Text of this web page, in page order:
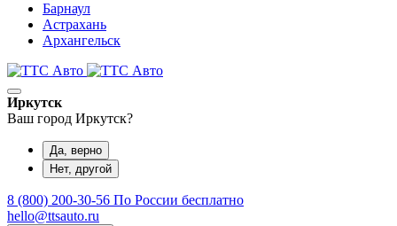
Барнаул
Астрахань
Архангельск
Иркутск
Ваш город Иркутск?
Да, верно
Нет, другой
8 (800) 200-30-56 По России бесплатно
hello@ttsauto.ru